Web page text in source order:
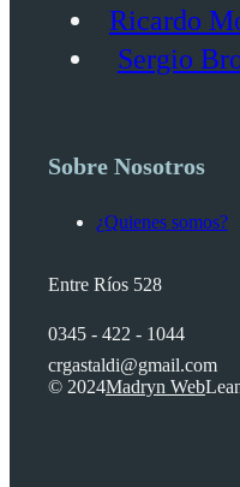
Ricardo
Sergio
Sobre Nosotros
¿Quienes somos?
Entre Ríos 528
0345 - 422 - 1044
crgastaldi@gmail.com
© 2024Madryn Web